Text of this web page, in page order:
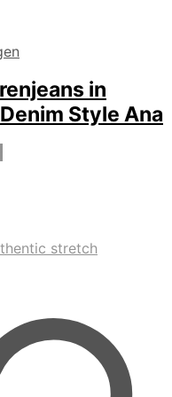
in
Style Ana
auf.
Die
der
Produktseite
gewählt